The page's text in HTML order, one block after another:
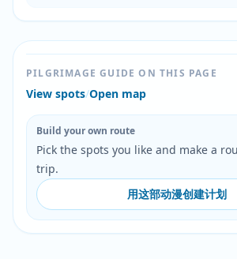
PILGRIMAGE GUIDE ON THIS PAGE
View spots/Open map
Build your own route
Pick the spots you like and make a
trip.
用这部动漫创建计划